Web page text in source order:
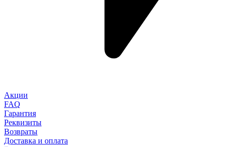
Акции
FAQ
Гарантия
Реквизиты
Возвраты
Доставка и оплата